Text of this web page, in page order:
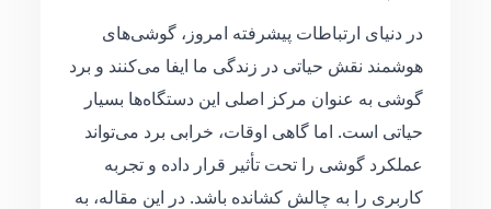
در دنیای ارتباطات پیشرفته امروز، گوشی‌های
هوشمند نقش حیاتی در زندگی ما ایفا می‌کنند و برد
گوشی به عنوان مرکز اصلی این دستگاه‌ها بسیار
حیاتی است. اما گاهی اوقات، خرابی برد می‌تواند
عملکرد گوشی را تحت تأثیر قرار داده و تجربه
کاربری را به چالش کشانده باشد. در این مقاله، به